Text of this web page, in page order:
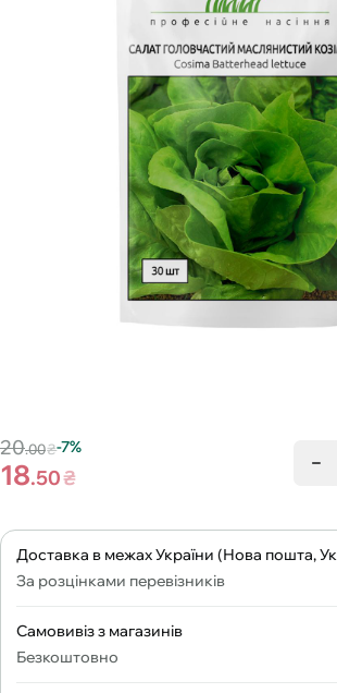
20.00₴-7%
18.50₴
Доставка в межах України (Нова пошта,
За розцінками перевізників
Самовивіз з магазинів
Безкоштовно